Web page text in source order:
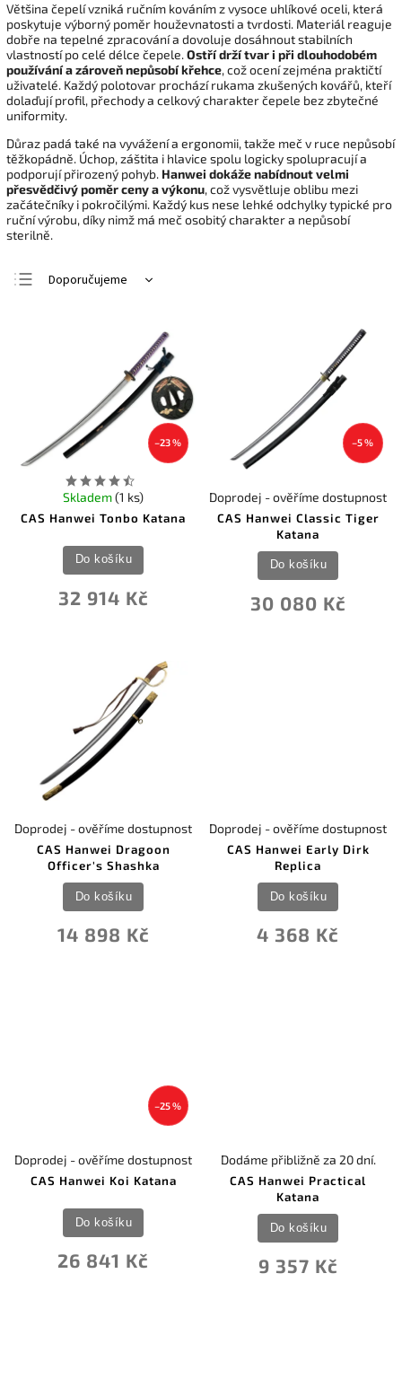
Většina čepelí vzniká ručním kováním z vysoce uhlíkové oceli, která
poskytuje výborný poměr houževnatosti a tvrdosti. Materiál reaguje
dobře na tepelné zpracování a dovoluje dosáhnout stabilních
vlastností po celé délce čepele.Ostří drží tvar i při dlouhodobém
používání a zároveň nepůsobí křehce, což ocení zejména praktičtí
uživatelé. Každý polotovar prochází rukama zkušených kovářů, kteří
dolaďují profil, přechody a celkový charakter čepele bez zbytečné
uniformity.
Důraz padá také na vyvážení a ergonomii, takže meč v ruce nepůsobí
těžkopádně. Úchop, záštita i hlavice spolu logicky spolupracují a
podporují přirozený pohyb. Hanwei dokáže nabídnout velmi
přesvědčivý poměr ceny a výkonu, což vysvětluje oblibu mezi
začátečníky i pokročilými. Každý kus nese lehké odchylky typické pro
ruční výrobu, díky nimž má meč osobitý charakter a nepůsobí
sterilně.
Doporučujeme
Nejprodávanější
Abecedně
–23 %
CAS Hanwei Tonbo Katana
Skladem(1 ks)
32 914 Kč
Do košíku
–5 %
CAS Hanwei Classic Tiger
Katana
Doprodej - ověříme dostupnost
30 080 Kč
Do košíku
CAS Hanwei Dragoon
Officer's Shashka
Doprodej - ověříme dostupnost
14 898 Kč
Do košíku
CAS Hanwei Early Dirk
Replica
Doprodej - ověříme dostupnost
4 368 Kč
Do košíku
–25 %
CAS Hanwei Koi Katana
Doprodej - ověříme dostupnost
26 841 Kč
Do košíku
CAS Hanwei Practical
Katana
Dodáme přibližně za 20 dní.
9 357 Kč
Do košíku